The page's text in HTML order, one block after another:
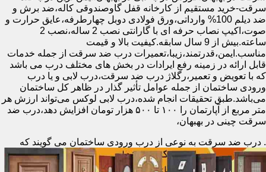
سرقت-خرید مستقیم از کارخانه قفل گاوصندوقی کاله،ضد برش و
ضد دیلم 100% وارداتی،ورق فولادی دوبل چهارطرفه،عایق حرارت و
صوت،اکیپ نصاب حرفه ای با گارانتی نصب 2 ساله،نصب 2
ساعته.بیش از 9 سال سابقه.کیفیت بالا و قیمت
مناسب.ایمن،قدرتمند،زیبا،تعمیرات درب ضد سرقت از جمله خدمات
قابل ارائه در زمینه رفع ایرادات در بخش های مختلف درب می باشد
که با تعویض و تعمیر،رگلاژ درب ضد سرقت،درب لابی و یا درب
ورودی ساختمان از جمله عوامل تأثیر گذار در ظاهر کل ساختمان
می‌باشد.طبق تحقیقات انجام شده،درب لابی لوکس می‌تواند ارزش هر
متر مربع از آپارتمان را ۱۰۰ تا ۵۰۰ هزار تومان افزایش دهد،درب ضد
سرقت چینی در بهبهان،
. درب ضد سرقت به نوعی از درب ورودی ساختمان می گویند که